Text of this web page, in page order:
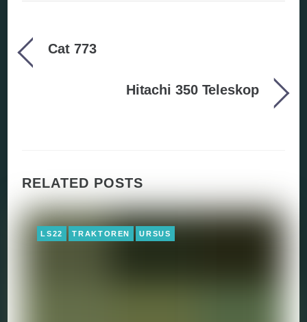
Cat 773
Hitachi 350 Teleskop
RELATED POSTS
LS22 TRAKTOREN URSUS